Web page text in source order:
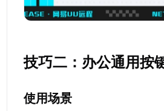
技巧二：办公通用按
使用场景